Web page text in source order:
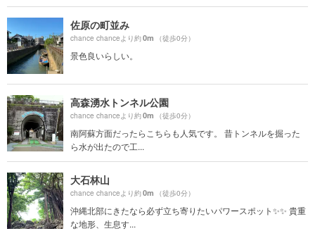
佐原の町並み
chance chanceより約0m （徒歩0分）
景色良いらしい。
高森湧水トンネル公園
chance chanceより約0m （徒歩0分）
南阿蘇方面だったらこちらも人気です。 昔トンネルを掘った
ら水が出たので工...
大石林山
chance chanceより約0m （徒歩0分）
沖縄北部にきたなら必ず立ち寄りたいパワースポット✨✨ 貴重
な地形、生息す...